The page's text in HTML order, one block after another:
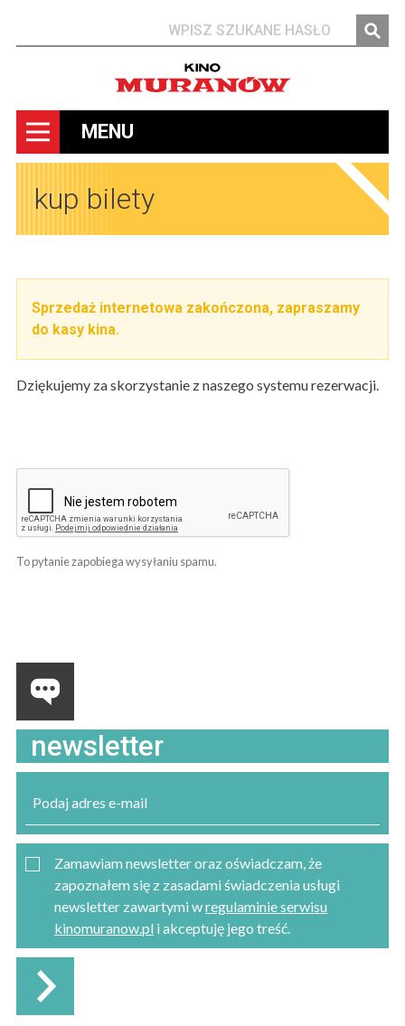
MENU
kup bilety
Sprzedaż internetowa zakończona, zapraszamy
do kasy kina.
Dziękujemy za skorzystanie z naszego systemu rezerwacji.
To pytanie zapobiega wysyłaniu spamu.
newsletter
Zamawiam newsletter oraz oświadczam, że
zapoznałem się z zasadami świadczenia usługi
newsletter zawartymi wregulaminie serwisu
kinomuranow.pl i akceptuję jego treść.